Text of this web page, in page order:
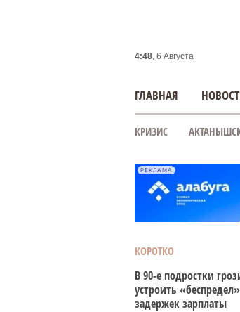
4:48, 6 Августа
ГЛАВНАЯ
КРИЗИС
РЕКЛАМА
КОРОТКО
В 90-е подростки
устроить
задержек зарплаты